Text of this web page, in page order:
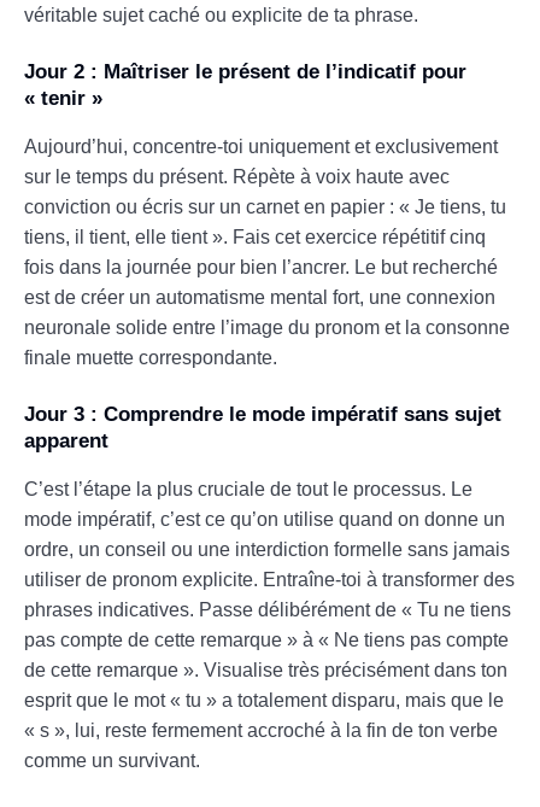
véritable sujet caché ou explicite de ta phrase.
Jour 2 : Maîtriser le présent de l’indicatif pour
« tenir »
Aujourd’hui, concentre-toi uniquement et exclusivement
sur le temps du présent. Répète à voix haute avec
conviction ou écris sur un carnet en papier : « Je tiens, tu
tiens, il tient, elle tient ». Fais cet exercice répétitif cinq
fois dans la journée pour bien l’ancrer. Le but recherché
est de créer un automatisme mental fort, une connexion
neuronale solide entre l’image du pronom et la consonne
finale muette correspondante.
Jour 3 : Comprendre le mode impératif sans sujet
apparent
C’est l’étape la plus cruciale de tout le processus. Le
mode impératif, c’est ce qu’on utilise quand on donne un
ordre, un conseil ou une interdiction formelle sans jamais
utiliser de pronom explicite. Entraîne-toi à transformer des
phrases indicatives. Passe délibérément de « Tu ne tiens
pas compte de cette remarque » à « Ne tiens pas compte
de cette remarque ». Visualise très précisément dans ton
esprit que le mot « tu » a totalement disparu, mais que le
« s », lui, reste fermement accroché à la fin de ton verbe
comme un survivant.